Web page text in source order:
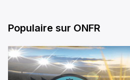
Populaire sur ONFR